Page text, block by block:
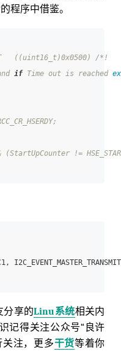
程序中借鉴。
((uint16_t)0x0500) /*!
if Time out is reached
分享的Linu系统相关内
记得关注公众号“良许
关注，更多干货等着你